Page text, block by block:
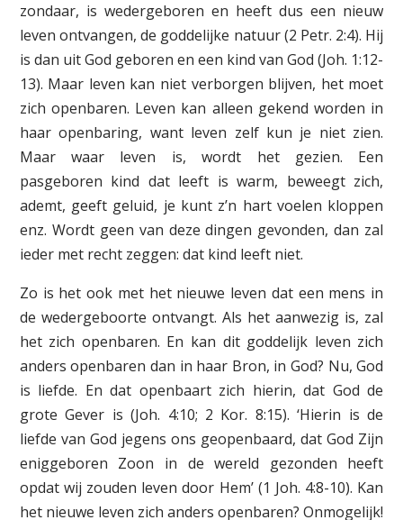
zondaar, is wedergeboren en heeft dus een nieuw
leven ontvangen, de goddelijke natuur (2 Petr. 2:4). Hij
is dan uit God geboren en een kind van God (Joh. 1:12-
13). Maar leven kan niet verborgen blijven, het moet
zich openbaren. Leven kan alleen gekend worden in
haar openbaring, want leven zelf kun je niet zien.
Maar waar leven is, wordt het gezien. Een
pasgeboren kind dat leeft is warm, beweegt zich,
ademt, geeft geluid, je kunt z’n hart voelen kloppen
enz. Wordt geen van deze dingen gevonden, dan zal
ieder met recht zeggen: dat kind leeft niet.
Zo is het ook met het nieuwe leven dat een mens in
de wedergeboorte ontvangt. Als het aanwezig is, zal
het zich openbaren. En kan dit goddelijk leven zich
anders openbaren dan in haar Bron, in God? Nu, God
is liefde. En dat openbaart zich hierin, dat God de
grote Gever is (Joh. 4:10; 2 Kor. 8:15). ‘Hierin is de
liefde van God jegens ons geopenbaard, dat God Zijn
eniggeboren Zoon in de wereld gezonden heeft
opdat wij zouden leven door Hem’ (1 Joh. 4:8-10). Kan
het nieuwe leven zich anders openbaren? Onmogelijk!